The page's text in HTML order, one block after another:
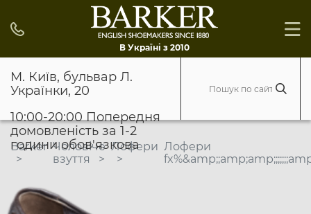
В Україні з 2010
М. Київ, бульвар Л.
Українки, 20
10:00-20:00 Попередня
домовленість за 1-2
години обов'язкова
Barker Чоловіче
взуття
Лофери Лофери